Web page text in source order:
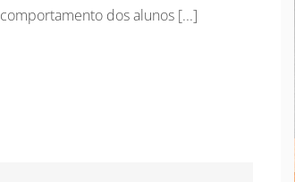
comportamento dos alunos [...]